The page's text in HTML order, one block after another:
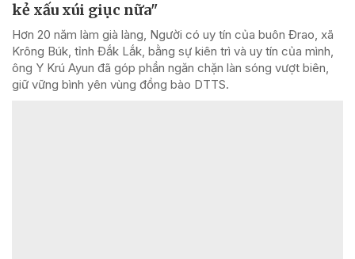
kẻ xấu xúi giục nữa"
Hơn 20 năm làm già làng, Người có uy tín của buôn Đrao, xã
Krông Búk, tỉnh Đắk Lắk, bằng sự kiên trì và uy tín của mình,
ông Y Krú Ayun đã góp phần ngăn chặn làn sóng vượt biên,
giữ vững bình yên vùng đồng bào DTTS.